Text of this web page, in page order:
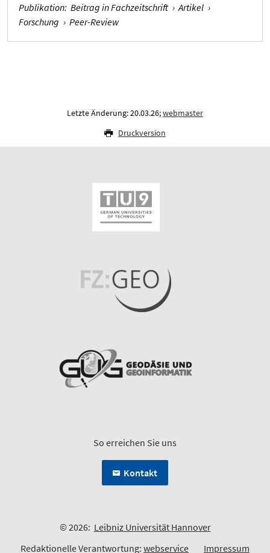
Publikation: Beitrag in Fachzeitschrift › Artikel ›
Forschung › Peer-Review
Letzte Änderung: 20.03.26;webmaster
Druckversion
So erreichen Sie uns
Kontakt
© 2026: Leibniz Universität Hannover
Redaktionelle Verantwortung: webservice Impressum